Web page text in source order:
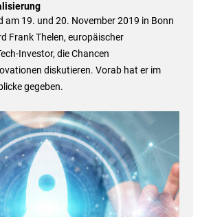
am 19. und 20. November 2019 in Bonn
Frank Thelen, europäischer
Investor, die Chancen
diskutieren. Vorab hat er im
gegeben.